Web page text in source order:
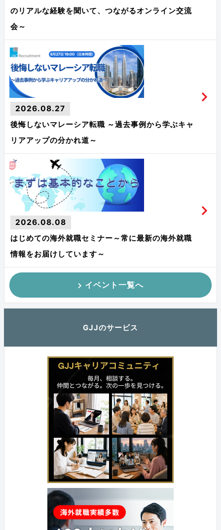
のリアルな経験を聞いて、つながるオンライン交流
会～
2026.08.27
後悔しないマレーシア転職 ～過去事例から学ぶキャ
リアアップの分かれ道～
2026.08.08
はじめての海外就職セミナー～常に最新の海外就職
情報をお届けしています～
イベント一覧へ
GJJのサービス